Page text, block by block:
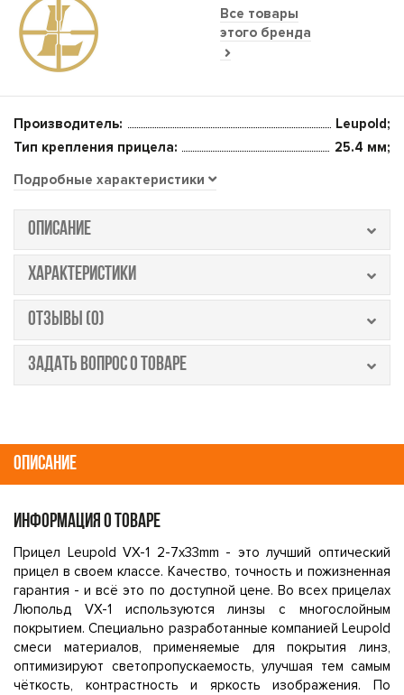
Все товары
этого бренда
Производитель:
Leupold;
Тип крепления прицела:
25.4 мм;
Подробные характеристики
ОПИСАНИЕ
ХАРАКТЕРИСТИКИ
ОТЗЫВЫ (0)
ЗАДАТЬ ВОПРОС О ТОВАРЕ
ОПИСАНИЕ
ИНФОРМАЦИЯ О ТОВАРЕ
Прицел Leupold VX-1 2-7x33mm - это лучший оптический
прицел в своем классе. Качество, точность и пожизненная
гарантия - и всё это по доступной цене. Во всех прицелах
Люпольд VX-1 используются линзы с многослойным
покрытием. Специально разработанные компанией Leupold
смеси материалов, применяемые для покрытия линз,
оптимизируют светопропускаемость, улучшая тем самым
чёткость, контрастность и яркость изображения. По